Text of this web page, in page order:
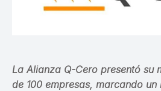
La Alianza Q-Cero presentó su
de 100 empresas, marcando